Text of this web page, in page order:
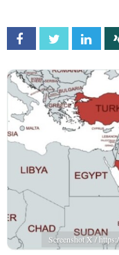
Facebook Twitter
Screenshot X /